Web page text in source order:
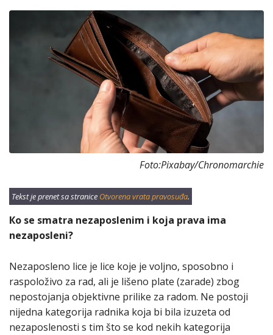
Foto:Pixabay/Chronomarchie
Tekst je prenet sa stranice Otvorena vrata pravosuđa.
Кo se smatra nezaposlenim i koja prava ima
nezaposleni?
Nezaposleno lice je lice koje je voljno, sposobno i
raspoloživo za rad, ali je lišeno plate (zarade) zbog
nepostojanja objektivne prilike za radom. Ne postoji
nijedna kategorija radnika koja bi bila izuzeta od
nezaposlenosti s tim što se kod nekih kategorija